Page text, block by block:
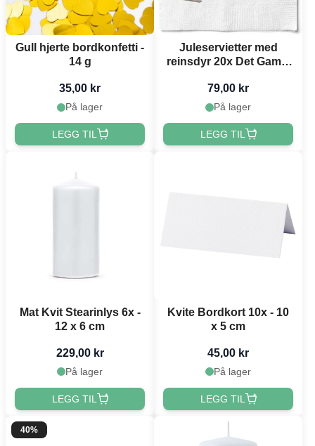
Gull hjerte bordkonfetti -
14 g
35,00 kr
På lager
LEGG TIL
Juleservietter med
reinsdyr 20x Det Gamle
79,00 kr
På lager
LEGG TIL
Mat Kvit Stearinlys 6x -
12 x 6 cm
229,00 kr
På lager
LEGG TIL
Kvite Bordkort 10x - 10
x 5 cm
45,00 kr
På lager
LEGG TIL
40%